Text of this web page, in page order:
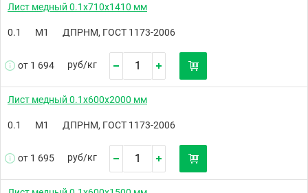
Лист медный 0.1х710х1410 мм
0.1 М1 ДПРНМ, ГОСТ 1173-2006
от 1 694 руб/кг
Лист медный 0.1х600х2000 мм
0.1 М1 ДПРНМ, ГОСТ 1173-2006
от 1 695 руб/кг